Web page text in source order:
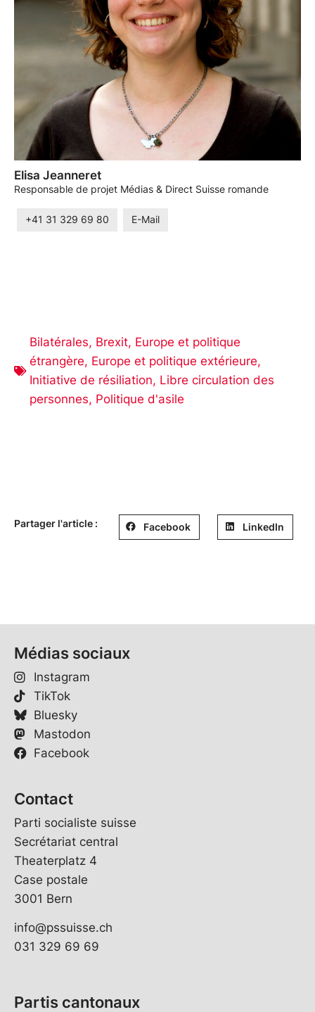
Elisa Jeanneret
Responsable de projet Médias & Direct Suisse romande
+41 31 329 69 80 E-Mail
Bilatérales, Brexit, Europe et politique
étrangère, Europe et politique extérieure,
Initiative de résiliation, Libre circulation des
personnes, Politique d'asile
Partager l'article : Facebook LinkedIn
Médias sociaux
Instagram
TikTok
Bluesky
Mastodon
Facebook
Contact
Parti socialiste suisse
Secrétariat central
Theaterplatz 4
Case postale
3001 Bern
info@pssuisse.ch
031 329 69 69
Partis cantonaux